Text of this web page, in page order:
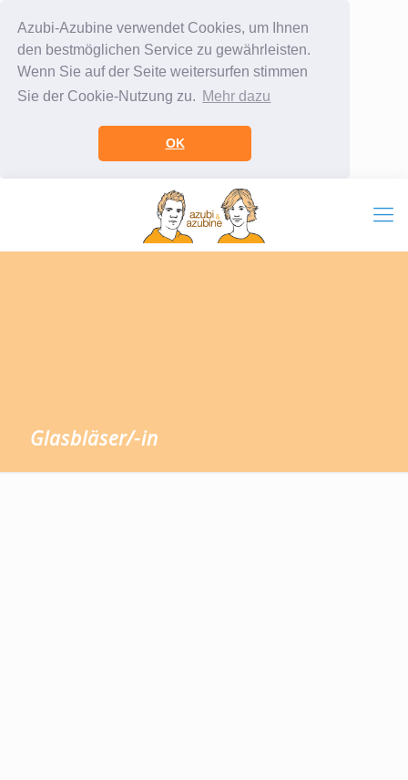
Azubi-Azubine verwendet Cookies, um Ihnen
den bestmöglichen Service zu gewährleisten.
Wenn Sie auf der Seite weitersurfen stimmen
Sie der Cookie-Nutzung zu. Mehr dazu
OK
Glasbläser/-in